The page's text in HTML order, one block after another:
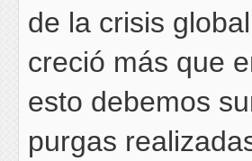
de la crisis
creció más que
esto debemos
purgas